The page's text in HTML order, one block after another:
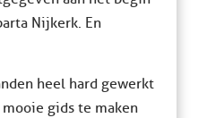
Nijkerk. En
heel hard gewerkt
gids te maken